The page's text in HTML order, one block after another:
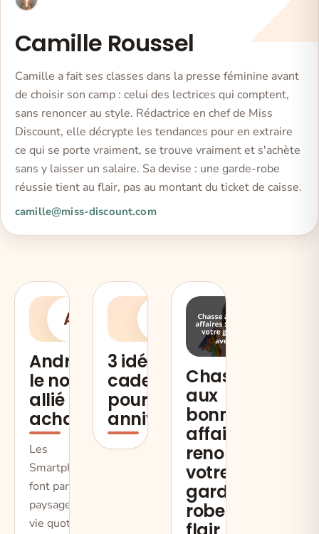
Camille Roussel
Camille a fait ses classes dans la presse féminine avant
de choisir son camp : celui des lectrices qui comptent,
sans renoncer au style. Rédactrice en chef de Miss
Discount, elle décrypte les tendances pour en extraire
ce qui se porte vraiment, se trouve vraiment et s'achète
sans y laisser un salaire. Sa devise : une garde-robe
réussie tient au flair, pas au montant du ticket de caisse.
camille@miss-discount.com
A
Android,
le nouvel
allié
achat
Les
Smartphones
font parties du
paysage de la
vie quotidienne
3 idées de
cadeau
pour un
anniversaire
Chasse
aux
bonnes
affaires :
renouvelez
votre
garde-
robe avec